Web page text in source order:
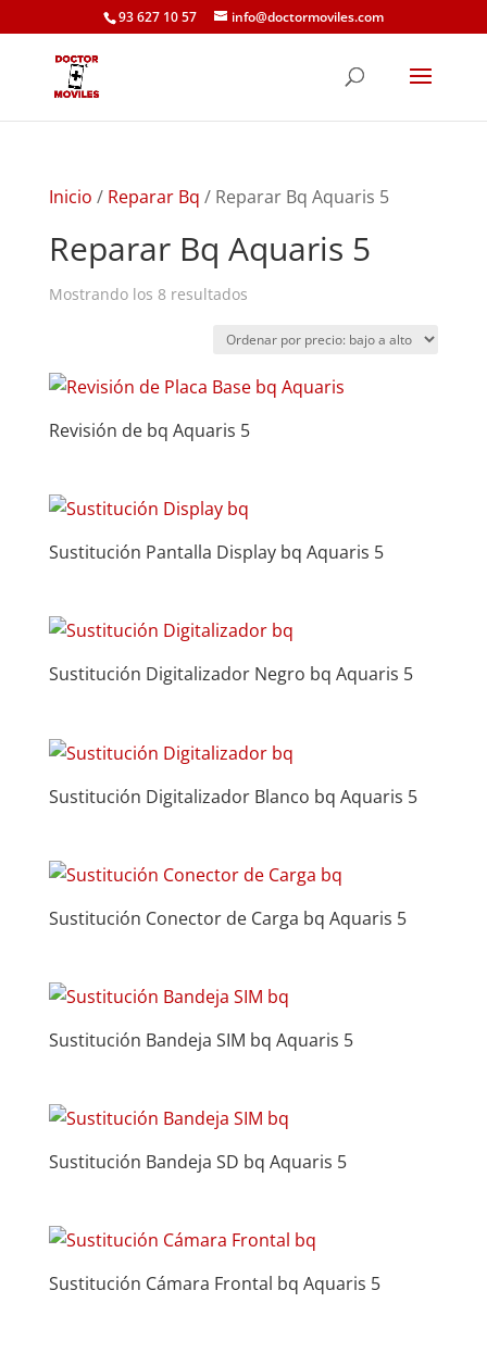
93 627 10 57 info@doctormoviles.com
Inicio / Reparar Bq / Reparar Bq Aquaris 5
Reparar Bq Aquaris 5
Mostrando los 8 resultadosOrdenado
precio:
bajo
Revisión de bq Aquaris 5
Sustitución Pantalla Display bq Aquaris 5
Sustitución Digitalizador Negro bq Aquaris 5
Sustitución Digitalizador Blanco bq Aquaris 5
Sustitución Conector de Carga bq Aquaris 5
Sustitución Bandeja SIM bq Aquaris 5
Sustitución Bandeja SD bq Aquaris 5
Sustitución Cámara Frontal bq Aquaris 5